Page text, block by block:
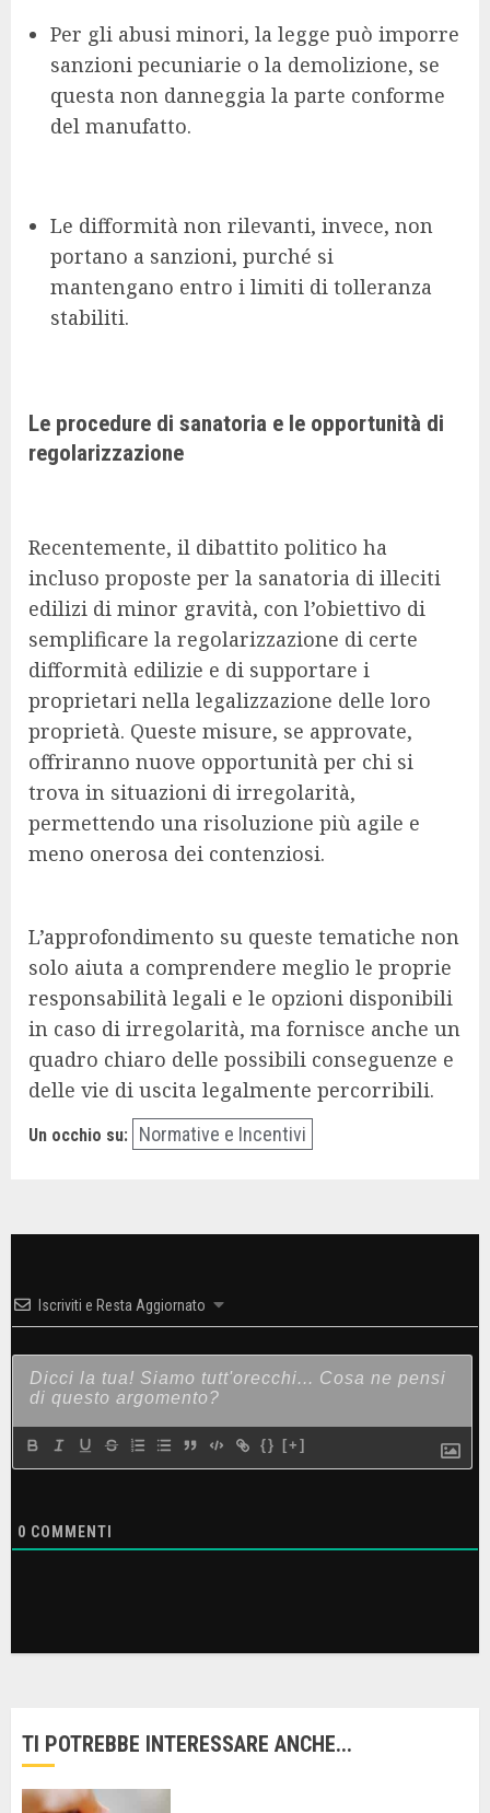
Per gli abusi minori, la legge può imporre
sanzioni pecuniarie o la demolizione, se
questa non danneggia la parte conforme
del manufatto.
Le difformità non rilevanti, invece, non
portano a sanzioni, purché si
mantengano entro i limiti di tolleranza
stabiliti.
Le procedure di sanatoria e le opportunità di
regolarizzazione
Recentemente, il dibattito politico ha
incluso proposte per la sanatoria di illeciti
edilizi di minor gravità, con l’obiettivo di
semplificare la regolarizzazione di certe
difformità edilizie e di supportare i
proprietari nella legalizzazione delle loro
proprietà. Queste misure, se approvate,
offriranno nuove opportunità per chi si
trova in situazioni di irregolarità,
permettendo una risoluzione più agile e
meno onerosa dei contenziosi.
L’approfondimento su queste tematiche non
solo aiuta a comprendere meglio le proprie
responsabilità legali e le opzioni disponibili
in caso di irregolarità, ma fornisce anche un
quadro chiaro delle possibili conseguenze e
delle vie di uscita legalmente percorribili.
Un occhio su: Normative e Incentivi
Iscriviti e Resta Aggiornato
{} [+]
0 COMMENTI
TI POTREBBE INTERESSARE ANCHE...